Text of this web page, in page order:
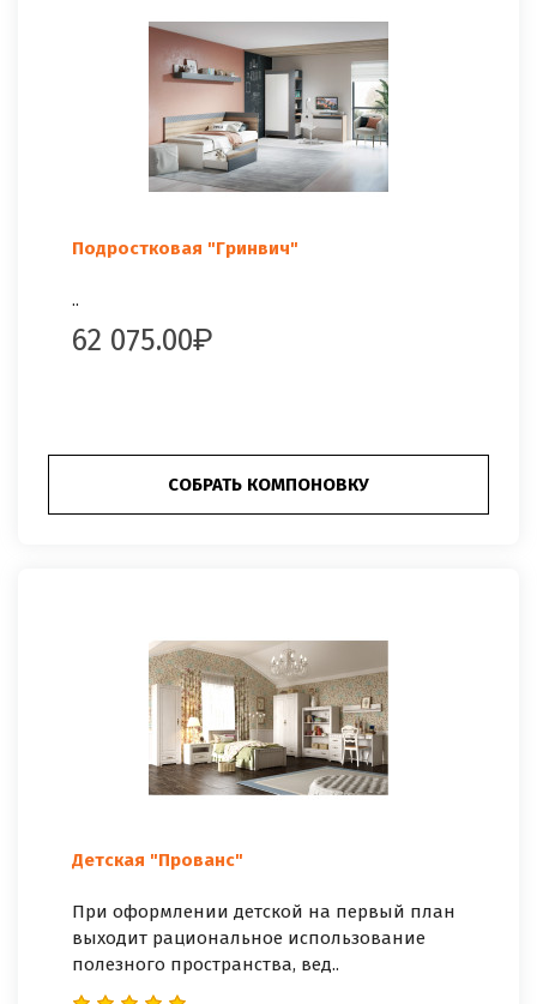
Подростковая "Гринвич"
..
62 075.00
СОБРАТЬ КОМПОНОВКУ
Детская "Прованс"
При оформлении детской на первый план
выходит рациональное использование
полезного пространства, вед..